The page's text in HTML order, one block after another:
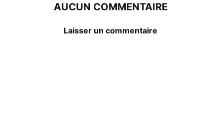
AUCUN COMMENTAIRE
Laisser un commentaire